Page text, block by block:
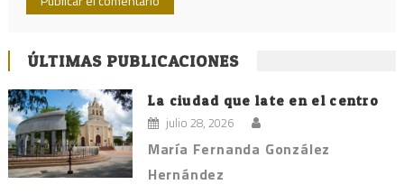
ÚLTIMAS PUBLICACIONES
La ciudad que late en el centro
julio 28, 2026
María Fernanda González
Hernández